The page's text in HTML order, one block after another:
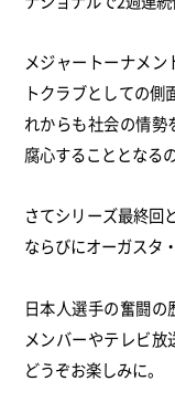
メジャートーナメ
トクラブとしての側
れからも社会の情勢
腐心することとなる
さてシリーズ最終回
ならびにオーガスタ
日本人選手の奮闘
メンバーやテレビ放
どうぞお楽しみに。